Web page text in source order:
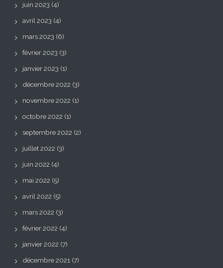
juin 2023 (4)
avril 2023 (4)
mars 2023 (6)
février 2023 (3)
janvier 2023 (1)
décembre 2022 (3)
novembre 2022 (1)
octobre 2022 (1)
septembre 2022 (2)
juillet 2022 (3)
juin 2022 (4)
mai 2022 (5)
avril 2022 (5)
mars 2022 (3)
février 2022 (4)
janvier 2022 (7)
décembre 2021 (7)